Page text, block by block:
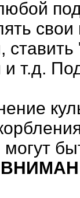
и т.д.